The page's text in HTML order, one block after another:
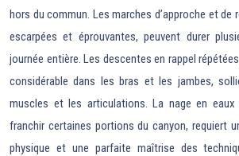
hors du commun. Les marches d’approche et de
escarpées et éprouvantes, peuvent durer
journée entière. Les descentes en rappel
considérable dans les bras et les jambes,
muscles et les articulations. La nage en eaux
franchir certaines portions du canyon, requiert
physique et une parfaite maîtrise des